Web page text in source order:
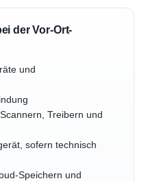
der Vor-Ort-
und
Treibern und
sofern technisch
Speichern und